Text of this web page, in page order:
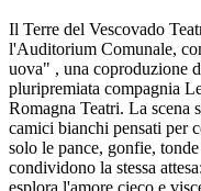
Il Terre del Vescovado
l'Auditorium Comunale,
uova" , una coproduzione
pluripremiata compagnia
Romagna Teatri. La scena
camici bianchi pensati per
solo le pance, gonfie,
condividono la stessa
esplora l'amore cieco e